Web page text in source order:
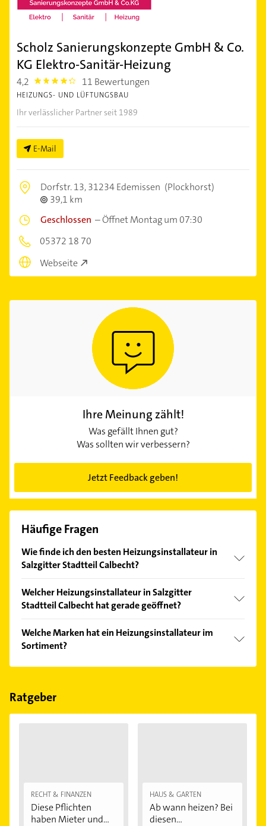
Scholz Sanierungskonzepte GmbH & Co.
KG Elektro-Sanitär-Heizung
4,2 4.2000003 11 Bewertungen
HEIZUNGS- UND LÜFTUNGSBAU
Ihr verlässlicher Partner seit 1989
E-Mail
Dorfstr. 13,31234 Edemissen (Plockhorst)
39,1 km
Geschlossen –Öffnet Montag um 07:30
05372 18 70
Webseite
Ihre Meinung zählt!
Was gefällt Ihnen gut?
Was sollten wir verbessern?
Jetzt Feedback geben!
Häufige Fragen
Wie finde ich den besten Heizungsinstallateur in
Salzgitter Stadtteil Calbecht?
Kundenmeinungen und profitieren Sie von den
Empfehlungen. Die Suchergebnisse können Sie sich
Welcher Heizungsinstallateur in Salzgitter
Stadtteil Calbecht hat gerade geöffnet?
Bitte beachten Sie, dass diese an Sonn- und
Feiertagen abweichen können.
Welche Marken hat ein Heizungsinstallateur im
Sortiment?
Der Heizungsinstallateur verkauft Marken wie
Ratgeber
RECHT & FINANZEN
Diese Pflichten
haben Mieter und...
HAUS & GARTEN
Ab wann heizen? Bei
diesen